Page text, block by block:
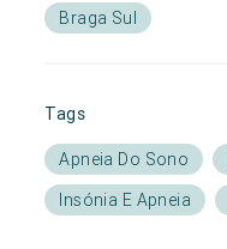
Braga Sul
Tags
Apneia Do Sono
Insónia E Apneia